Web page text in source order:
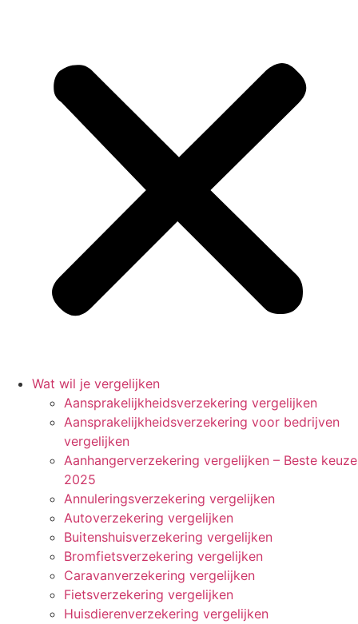
Wat wil je vergelijken
Aansprakelijkheidsverzekering vergelijken
Aansprakelijkheidsverzekering voor bedrijven
vergelijken
Aanhangerverzekering vergelijken – Beste keuze
2025
Annuleringsverzekering vergelijken
Autoverzekering vergelijken
Buitenshuisverzekering vergelijken
Bromfietsverzekering vergelijken
Caravanverzekering vergelijken
Fietsverzekering vergelijken
Huisdierenverzekering vergelijken